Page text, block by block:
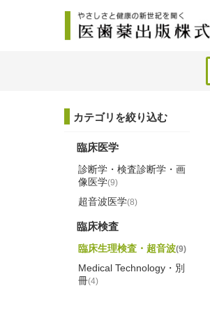
カテゴリを絞り込む
臨床医学
診断学・検査診断学・画
像医学(9)
超音波医学(8)
臨床検査
臨床生理検査・超音波(9)
Medical Technology・別
冊(4)